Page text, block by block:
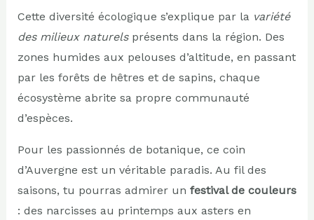
Cette diversité écologique s’explique par la variété
des milieux naturelsprésents dans la région. Des
zones humides aux pelouses d’altitude, en passant
par les forêts de hêtres et de sapins, chaque
écosystème abrite sa propre communauté
d’espèces.
Pour les passionnés de botanique, ce coin
d’Auvergne est un véritable paradis. Au fil des
saisons, tu pourras admirer un festival de couleurs
: des narcisses au printemps aux asters en